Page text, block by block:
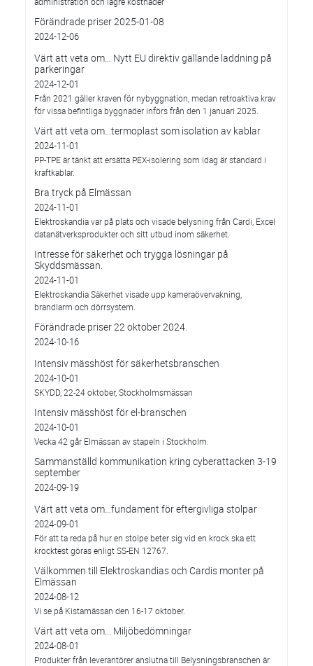
Förändrade priser 2025-01-08
2024-12-06
Värt att veta om… Nytt EU direktiv gällande laddning på
parkeringar
2024-12-01
Från 2021 gäller kraven för nybyggnation, medan retroaktiva krav
för vissa befintliga byggnader införs från den 1 januari 2025.
Värt att veta om…termoplast som isolation av kablar
2024-11-01
PP-TPE är tänkt att ersätta PEX-isolering som idag är standard i
kraftkablar.
Bra tryck på Elmässan
2024-11-01
Elektroskandia var på plats och visade belysning från Cardi, Excel
datanätverksprodukter och sitt utbud inom säkerhet.
Intresse för säkerhet och trygga lösningar på
Skyddsmässan.
2024-11-01
Elektroskandia Säkerhet visade upp kameraövervakning,
brandlarm och dörrsystem.
Förändrade priser 22 oktober 2024.
2024-10-16
Intensiv mässhöst för säkerhetsbranschen
2024-10-01
SKYDD, 22-24 oktober, Stockholmsmässan
Intensiv mässhöst för el-branschen
2024-10-01
Vecka 42 går Elmässan av stapeln i Stockholm.
Sammanställd kommunikation kring cyberattacken 3-19
september
2024-09-19
Värt att veta om…fundament för eftergivliga stolpar
2024-09-01
För att ta reda på hur en stolpe beter sig vid en krock ska ett
krocktest göras enligt SS-EN 12767.
Välkommen till Elektroskandias och Cardis monter på
Elmässan
2024-08-12
Vi se på Kistamässan den 16-17 oktober.
Värt att veta om... Miljöbedömningar
2024-08-01
Produkter från leverantörer anslutna till Belysningsbranschen är